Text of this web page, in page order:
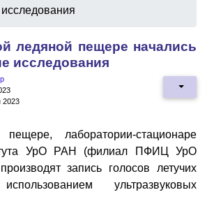
исследования
ледяной пещере начались
исследования
2023
лаборатории-стационаре
УрО РАН (филиал ПФИЦ УрО
запись голосов летучих
ультразвуковых